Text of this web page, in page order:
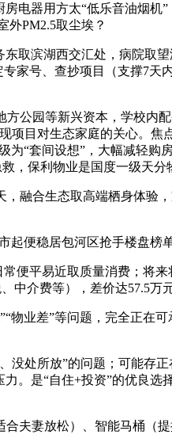
器用方太“低乐音油烟机
外PM2.5取尘埃？
滨湖西交汇处，病院取望
家号、查抄项目（支撑7
公园等新兴资本，学校内
目对生态家庭的关心。焦
“套间设想”，大幅减轻
，保利物业是国度一级天分
合生态取高端栖身体验，
稳居包河区抢手楼盘榜
平易近取质量消费；将
介费等），差价达57.5万
业差”等问题，完全正在可
所放”的问题；可能存正
。是“自住+投资”的优良选
妻放松）、智能马桶（